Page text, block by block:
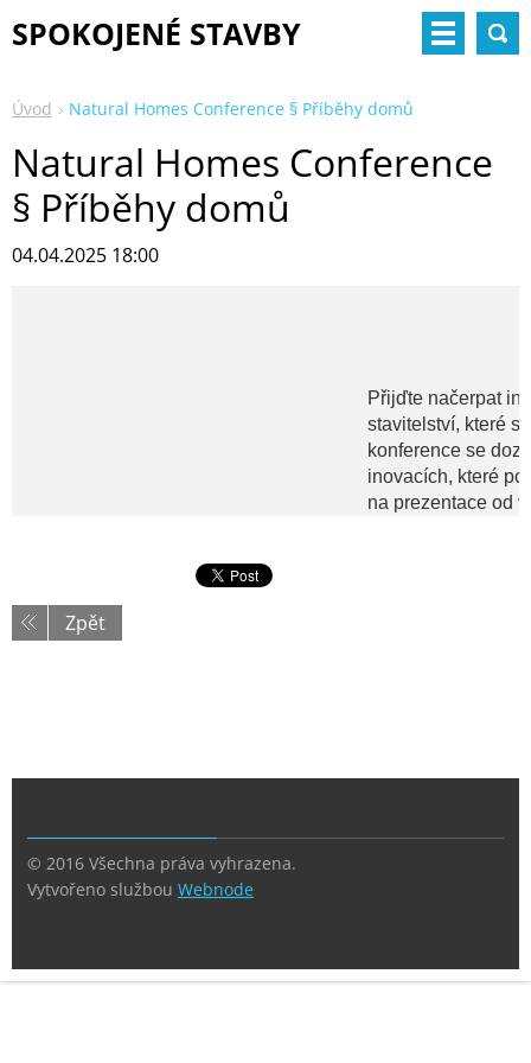
SPOKOJENÉ STAVBY
Úvod Natural Homes Conference § Příběhy domů
Natural Homes Conference
§ Příběhy domů
04.04.2025 18:00
Přijďte načerpat
stavitelství, které
konference se
inovacích, které
na prezentace od
Zpět
© 2016 Všechna práva vyhrazena.
Vytvořeno službou Webnode